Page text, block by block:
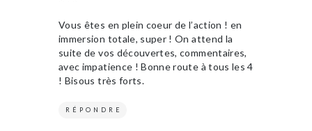
Vous êtes en plein coeur de l’action ! en
immersion totale, super ! On attend la
suite de vos découvertes, commentaires,
avec impatience ! Bonne route à tous les 4
! Bisous très forts.
RÉPONDRE